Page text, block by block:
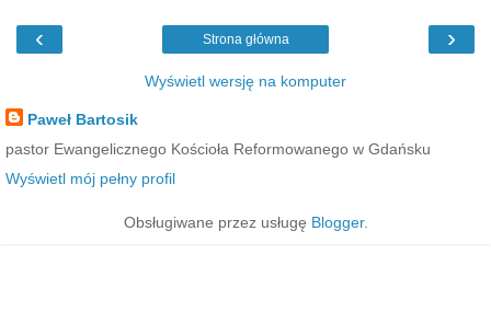
‹ ›
Strona główna
Wyświetl wersję na komputer
Paweł Bartosik
pastor Ewangelicznego Kościoła Reformowanego w Gdańsku
Wyświetl mój pełny profil
Obsługiwane przez usługę Blogger.